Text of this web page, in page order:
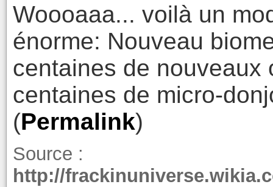
Woooaaa... voilà un
énorme: Nouveau
centaines de nouveaux
centaines de micro-
(Permalink)
Source :
http://